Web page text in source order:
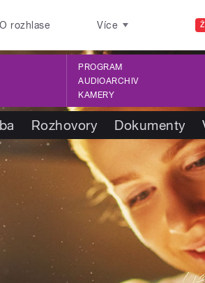
O rozhlase Více
PROGRAM
AUDIOARCHIV
KAMERY
Rozhovory Dokumenty